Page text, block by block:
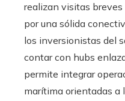
realizan visitas
por una sólida
los inversionistas del
contar con hubs
permite integrar
marítima orientadas a